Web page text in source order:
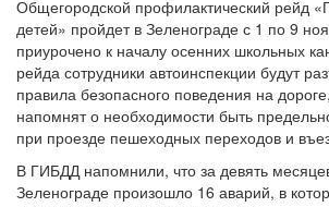
Общегородской профилактический рейд
детей» пройдет в Зеленограде с 1 по 9
приурочено к началу осенних школьных
рейда сотрудники автоинспекции будут
правила безопасного поведения на
напомнят о необходимости быть
при проезде пешеходных переходов и
В ГИБДД напомнили, что за девять
Зеленограде произошло 16 аварий, в